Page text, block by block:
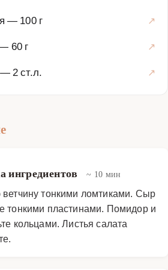
— 100 г
60 г
— 2 ст.л.
ингредиентов ~ 10 мин
тонкими ломтиками. Сыр
тонкими пластинами. Помидор и
кольцами. Листья салата